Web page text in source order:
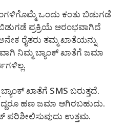
ಒಂದು ಕಂತು ಬಿಡುಗಡೆ
ಪ್ರಕ್ರಿಯೆ ಆರಂಭವಾಗಿದೆ
ರೈತರು ತಮ್ಮ ಖಾತೆಯನ್ನು
ನಿಮ್ಮ ಬ್ಯಾಂಕ್ ಖಾತೆಗೆ ಜಮಾ
ಖಾತೆಗೆ SMS ಬರುತ್ತದೆ.
ಹಣ ಜಮಾ ಆಗಿರಬಹುದು.
ಪರಿಶೀಲಿಸುವುದು ಉತ್ತಮ.